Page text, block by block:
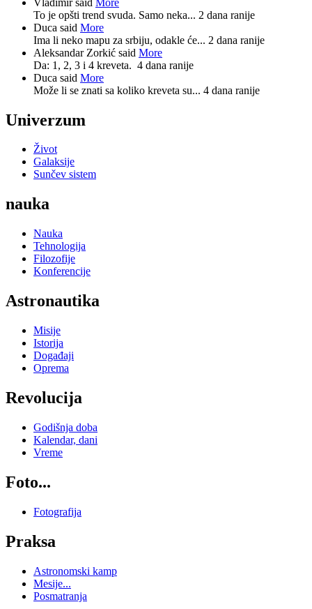
To je opšti trend svuda. Samo neka... 2 dana ranije
Duca said More
Ima li neko mapu za srbiju, odakle će... 2 dana ranije
Aleksandar Zorkić said More
Da: 1, 2, 3 i 4 kreveta. 4 dana ranije
Duca said More
Može li se znati sa koliko kreveta su... 4 dana ranije
Univerzum
Život
Galaksije
Sunčev sistem
nauka
Nauka
Tehnologija
Filozofije
Konferencije
Astronautika
Misije
Istorija
Događaji
Oprema
Revolucija
Godišnja doba
Kalendar, dani
Vreme
Foto...
Fotografija
Praksa
Astronomski kamp
Mesije...
Posmatranja